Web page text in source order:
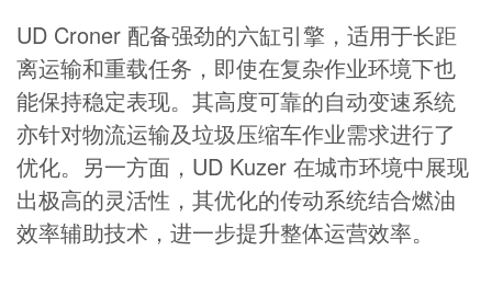
UD Croner 配备强劲的六缸引擎，适用于长距
离运输和重载任务，即使在复杂作业环境下也
能保持稳定表现。其高度可靠的自动变速系统
亦针对物流运输及垃圾压缩车作业需求进行了
优化。另一方面，UD Kuzer 在城市环境中展现
出极高的灵活性，其优化的传动系统结合燃油
效率辅助技术，进一步提升整体运营效率。